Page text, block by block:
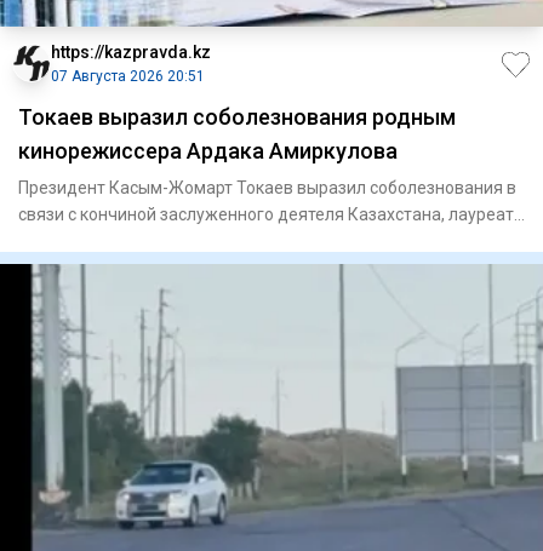
https://kazpravda.kz
07 Августа 2026 20:51
Токаев выразил соболезнования родным
кинорежиссера Ардака Амиркулова
Президент Касым-Жомарт Токаев выразил соболезнования в
связи с кончиной заслуженного деятеля Казахстана, лауреата